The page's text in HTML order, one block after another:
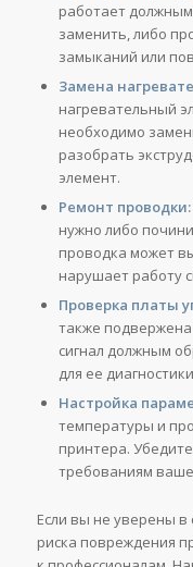
работает
заменить, либо
замыканий или
Замена
нагревательный
необходимо
разобрать
элемент.
Ремонт проводки:
нужно либо
проводка может
нарушает работу
Проверка платы
также
сигнал должным
для ее
Настройка
температуры и
принтера.
требованиям
Если вы не уверены в
риска повреждения